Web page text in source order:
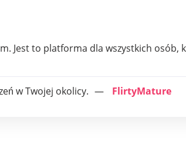
Jest to platforma dla wszystkich osób,
w Twojej okolicy. FlirtyMature